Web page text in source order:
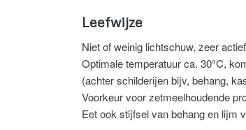
Leefwijze
Niet of weinig lichtschuw, zeer
Optimale temperatuur ca. 30°C,
(achter schilderijen bijv, behang,
Voorkeur voor zetmeelhoudende
Eet ook stijfsel van behang en lijm